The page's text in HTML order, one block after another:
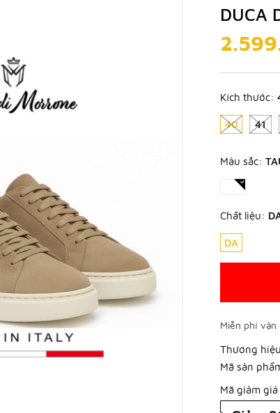
DUCA
Kích thước:
40 41
Màu sắc:
Chất liệu:
DA
Miễn phí
Thương
Mã sản
Mã giảm giá